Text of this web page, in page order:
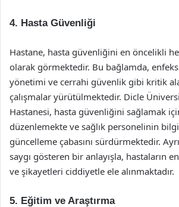
4. Hasta Güvenliği
Hastane, hasta güvenliğini en öncelikli
olarak görmektedir. Bu bağlamda,
yönetimi ve cerrahi güvenlik gibi kritik
çalışmalar yürütülmektedir. Dicle
Hastanesi, hasta güvenliğini sağlamak
düzenlemekte ve sağlık personelinin
güncelleme çabasını sürdürmektedir.
saygı gösteren bir anlayışla, hastaların
ve şikayetleri ciddiyetle ele alınmaktadır.
5. Eğitim ve Araştırma